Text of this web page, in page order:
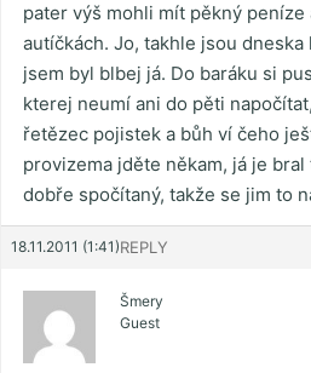
pater výš mohli mít pěkný
autíčkách. Jo, takhle jsou
jsem byl blbej já. Do baráku si
kterej neumí ani do pěti
řetězec pojistek a bůh ví čeho
provizema jděte někam, já je
dobře spočítaný, takže se jim to
18.11.2011 (1:41)REPLY
Šmery
Guest